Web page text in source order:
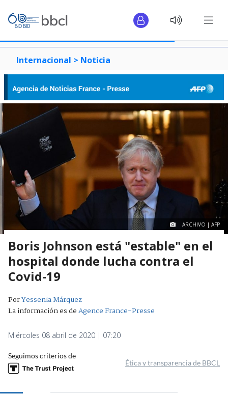
Internacional > Noticia
ARCHIVO | AFP
Boris Johnson está "estable" en el
hospital donde lucha contra el
Covid-19
PorYessenia Márquez
La información es deAgence France-Presse
Miércoles 08 abril de 2020 | 07:20
Seguimos criterios de
Ética y transparencia de BBCL